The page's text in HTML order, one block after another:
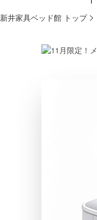
新井家具ベッド館 トップ